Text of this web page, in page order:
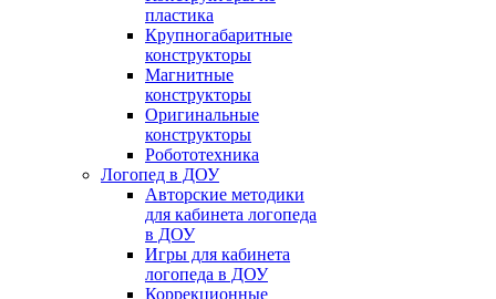
пластика
Крупногабаритные
конструкторы
Магнитные
конструкторы
Оригинальные
конструкторы
Робототехника
Логопед в ДОУ
Авторские методики
для кабинета логопеда
в ДОУ
Игры для кабинета
логопеда в ДОУ
Коррекционные